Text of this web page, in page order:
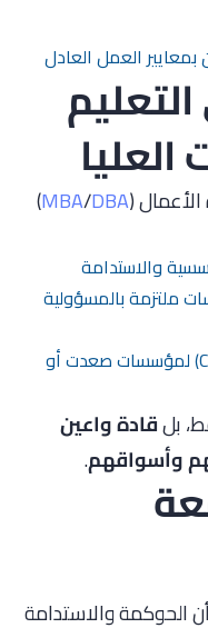
بمعايير العمل العادل
العليا
(
MBA/DBA
)
والاستدامة
ملتزمة بالمسؤولية
تحليلات حالات واقعية (Case Studies) لمؤسسات صعدت أو
بلقادة واعين
وأسواقهم.
الحوكمة والاستدامة